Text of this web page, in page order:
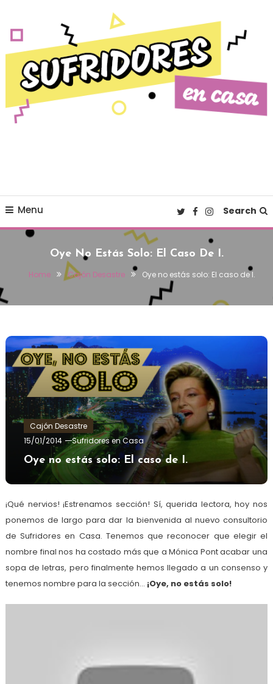
Menu Search
Oye No Estás Solo: El Caso De I.
Home Cajón Desastre Oye no estás solo: El caso de I.
Cajón Desastre
15/01/2014
Sufridores en Casa
Oye no estás solo: El caso de I.
¡Qué nervios! ¡Estrenamos sección! Sí, querida lectora, hoy nos
ponemos de largo para dar la bienvenida al nuevo consultorio
de Sufridores en Casa. Tenemos que reconocer que elegir el
nombre final nos ha costado más que a Mónica Pont acabar una
sopa de letras, pero finalmente hemos llegado a un consenso y
tenemos nombre para la sección… ¡Oye, no estás solo!